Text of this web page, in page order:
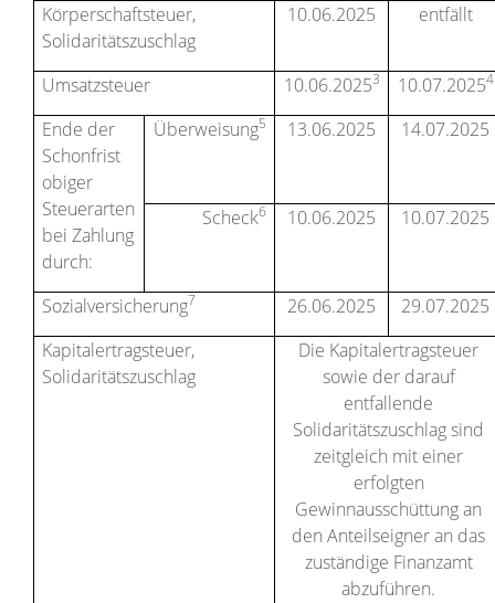
Körperschaftsteuer,
Solidaritätszuschlag
10.06.2025 entfällt
Umsatzsteuer 10.06.20253 10.07.20254
Ende der
Schonfrist
obiger
Steuerarten
bei Zahlung
durch:
Überweisung5 13.06.2025 14.07.2025
Scheck6 10.06.2025 10.07.2025
Sozialversicherung7 26.06.2025
29.07.2025
Kapitalertragsteuer,
Solidaritätszuschlag
Die Kapitalertragsteuer
sowie der darauf
entfallende
Solidaritätszuschlag sind
zeitgleich mit einer
erfolgten
Gewinnausschüttung an
den Anteilseigner an das
zuständige Finanzamt
abzuführen.